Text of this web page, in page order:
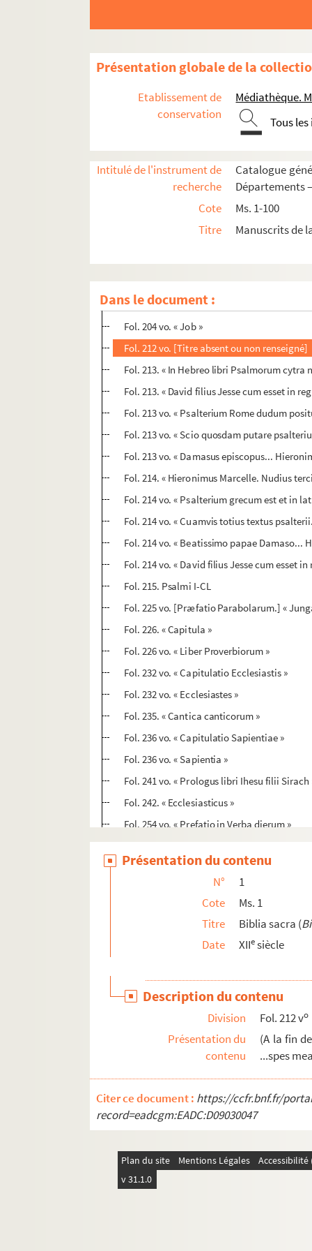
Présentation globale de la
Etablissement de
conservation
Médiathèque.
Tous
Intitulé de l'instrument de
recherche
Catalogue
Départements
Cote
Ms. 1-100
Titre
Manuscrits de
Dans le document :
Fol. 194 vo. « Amos »
Fol. 196 vo. « Jonas »
Fol. 198. « Naum »
Fol. 198 vo. « Abacuc »
Fol. 203. « Malachias »
Fol. 203 vo. « Prologus in Job »
Fol. 204. « Capitula »
Fol. 204 vo. « Job »
Fol. 212 vo. [Titre absent ou non renseigné]
Fol. 213. « In Hebreo libri Psalmorum
Fol. 213. « David filius Jesse cum esset in
Fol. 213 vo. « Psalterium Rome dudum
Fol. 213 vo. « Scio quosdam putare
Fol. 213 vo. « Damasus episcopus...
Fol. 214. « Hieronimus Marcelle. Nudius
Fol. 214 vo. « Psalterium grecum est et in
Fol. 214 vo. « Cuamvis totius textus
Fol. 214 vo. « Beatissimo papae
Fol. 214 vo. « David filius Jesse cum esset
Fol. 215. Psalmi I-CL
Fol. 225 vo. [Præfatio Parabolarum.] «
Fol. 226. « Capitula »
Fol. 226 vo. « Liber Proverbiorum »
Fol. 232 vo. « Capitulatio Ecclesiastis »
Fol. 232 vo. « Ecclesiastes »
Fol. 235. « Cantica canticorum »
Fol. 236 vo. « Capitulatio Sapientiae »
Fol. 236 vo. « Sapientia »
Fol. 241 vo. « Prologus libri Ihesu filii Sirach
Fol. 242. « Ecclesiasticus »
Fol. 254 vo. « Prefatio in Verba dierum »
Fol. 255. « Capitula »
Fol. 256. « Verba dierum [lib. I] »
Fol. 264 vo. « Capitula [lib. II] »
Fol. 265. « Paralipomenon liber II »
Fol. 276. « Prefatio in Esdra »
Fol. 284. « Prefatio in Hester »
Fol. 288. « Prefatio Tobie »
Fol. 288 vo. « Tobie »
Fol. 291 vo. « Prefatio in Judith »
Fol. 292. « Judith »
Fol. 296. « Proemium in libro Machabeorum
Fol. 296. « Liber Machabeorum primus »
Fol. 306. « Capitula libri secundi »
Fol. 306 vo. « Liber Machabeorum secundus
Présentation du contenu
N°
1
Cote
Ms. 1
Titre
Biblia sacra (
Date
XIIesiècle
Description du contenu
Division Fol. 212 vo
Présentation du
contenu
(A la fin
...spes
Citer ce document : https://ccfr.bnf.fr/
record=eadcgm:EADC:D09030047
Plan du site Mentions Légales
v 31.1.0